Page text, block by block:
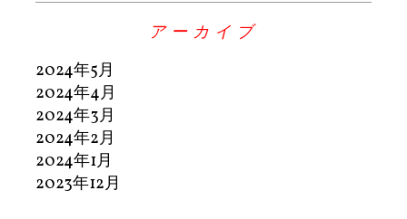
アーカイブ
2024年5月
2024年4月
2024年3月
2024年2月
2024年1月
2023年12月